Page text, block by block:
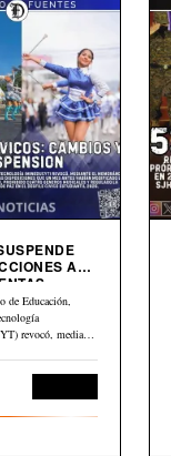
A
de Educación,
revocó, mediante